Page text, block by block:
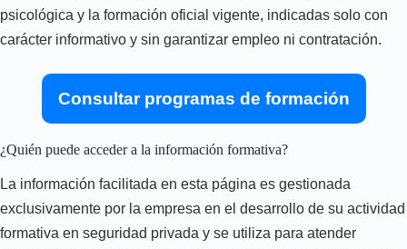
psicológica y la formación oficial vigente, indicadas solo con
carácter informativo y sin garantizar empleo ni contratación.
Consultar programas de formación
¿Quién puede acceder a la información formativa?
La información facilitada en esta página es gestionada
exclusivamente por la empresa en el desarrollo de su actividad
formativa en seguridad privada y se utiliza para atender